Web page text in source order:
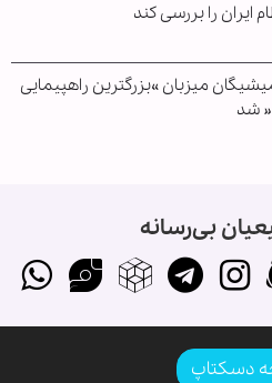
را بررسی کند
میزبان »بزرگترین راهپیمایی
شد
بی‌رسانه
دسکتاپ